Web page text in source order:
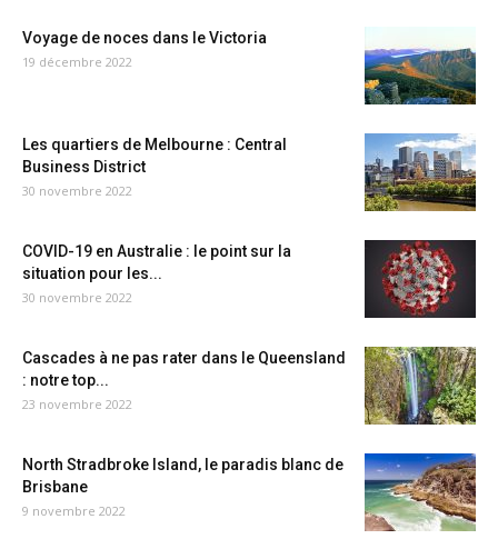
Voyage de noces dans le Victoria
19 décembre 2022
Les quartiers de Melbourne : Central
Business District
30 novembre 2022
COVID-19 en Australie : le point sur la
situation pour les...
30 novembre 2022
Cascades à ne pas rater dans le Queensland
: notre top...
23 novembre 2022
North Stradbroke Island, le paradis blanc de
Brisbane
9 novembre 2022